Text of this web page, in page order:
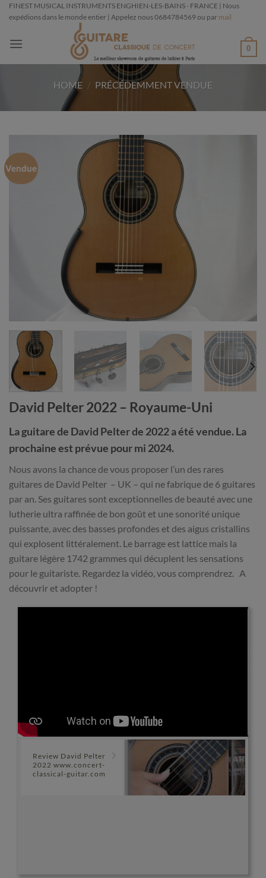
Passer
au
FINEST MUSICAL INSTRUMENTS ENGHIEN-LES-BAINS - FRANCE | Nous
expédions dans le monde entier | Appelez nous 0684784569 ou par mail
0
HOME / PRÉCÉDEMMENT VENDUE
Vendue
David Pelter 2022 – Royaume-Uni
La guitare de David Pelter de 2022 a été vendue. La
prochaine est prévue pour mi 2024.
Nous avons la chance de vous proposer l’un des rares
guitares de David Pelter – UK – qui ne fabrique de 6 guitares
par an. Ses guitares sont exceptionnelles de beauté avec une
lutherie ultra raffinée de bon goût et une sonorité unique
puissante, avec des basses profondes et des aigus cristallins
qui explosent littéralement. Le barrage est lattice mais la
guitare légère 1742 grammes qui décuplent les sensations
pour le guitariste. Regardez la vidéo, vous comprendrez. A
découvrir et adopter !
Review David Pelter
2022 www.concert-
classical-guitar.com